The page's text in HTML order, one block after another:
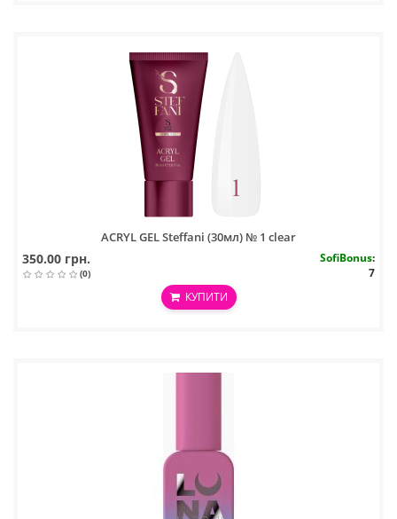
ACRYL GEL Steffani (30мл) № 1 clear
350.00 грн.
(0)
SofiBonus:
7
КУПИТИ